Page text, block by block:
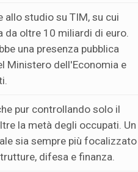
allo studio su TIM, su cui
da oltre 10 miliardi di euro.
una presenza pubblica
Ministero dell'Economia e
pur controllando solo il
la metà degli occupati. Un
sia sempre più focalizzato
difesa e finanza.